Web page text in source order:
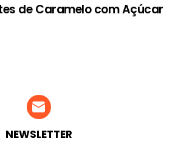
de Caramelo com Açúcar
NEWSLETTER